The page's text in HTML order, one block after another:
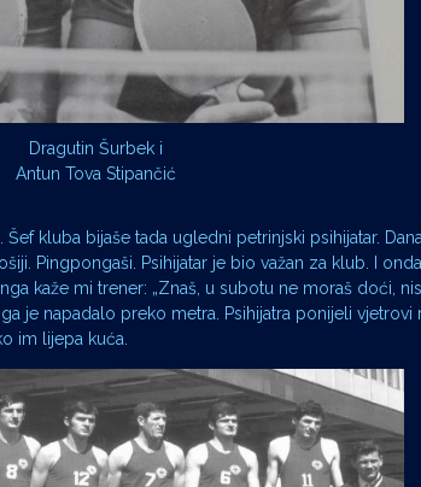
Dragutin Šurbek i
Antun Tova Stipančić
kluba bijaše tada ugledni petrinjski psihijatar.
Pingpongaši. Psihijatar je bio važan za klub. I
kaže mi trener: „Znaš, u subotu ne moraš doći,
je napadalo preko metra. Psihijatra ponijeli vjetrovi
im lijepa kuća.